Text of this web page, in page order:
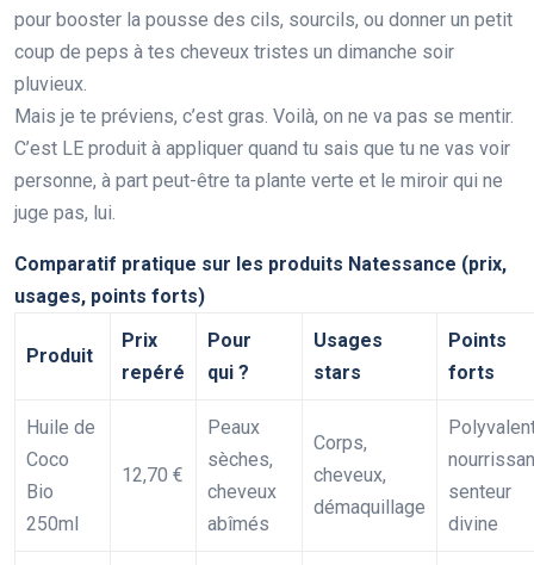
pour booster la pousse des cils, sourcils, ou donner un petit
coup de peps à tes cheveux tristes un dimanche soir
pluvieux.
Mais je te préviens, c’est gras. Voilà, on ne va pas se mentir.
C’est LE produit à appliquer quand tu sais que tu ne vas voir
personne, à part peut-être ta plante verte et le miroir qui ne
juge pas, lui.
Comparatif pratique sur les produits Natessance (prix,
usages, points forts)
Produit
Prix
repéré
Pour
qui ?
Usages
stars
Points
forts
Huile de
Coco
Bio
250ml
12,70 €
Peaux
sèches,
cheveux
abîmés
Corps,
cheveux,
démaquillage
senteur
divine